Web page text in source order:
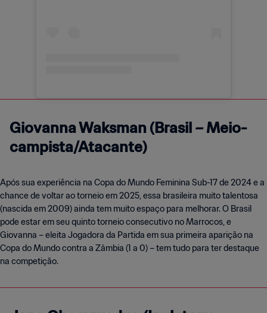
Giovanna Waksman (Brasil – Meio-
campista/Atacante)
Após sua experiência na Copa do Mundo Feminina Sub-17 de 2024 e a
chance de voltar ao torneio em 2025, essa brasileira muito talentosa
(nascida em 2009) ainda tem muito espaço para melhorar. O Brasil
pode estar em seu quinto torneio consecutivo no Marrocos, e
Giovanna – eleita Jogadora da Partida em sua primeira aparição na
Copa do Mundo contra a Zâmbia (1 a 0) – tem tudo para ter destaque
na competição.